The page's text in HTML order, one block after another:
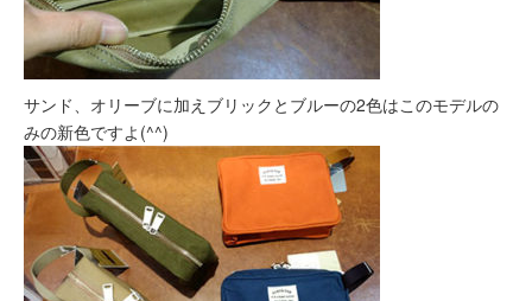
サンド、オリーブに加えブリックとブルーの2色はこのモデルの
みの新色ですよ(^^)